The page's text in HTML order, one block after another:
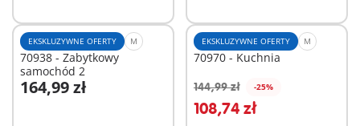
EKSKLUZYWNE OFERTY M
70938 - Zabytkowy
samochód 2
164,99 zł
Dodaj do koszyka
EKSKLUZYWNE OFERTY M
70970 - Kuchnia
144,99 zł -25%
108,74 zł
Dodaj do koszyka